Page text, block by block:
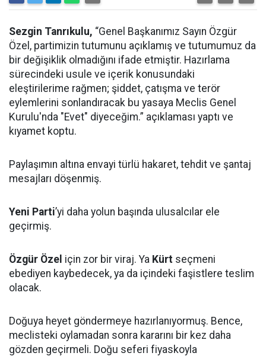
Sezgin Tanrıkulu, “Genel Başkanımız Sayın Özgür
Özel, partimizin tutumunu açıklamış ve tutumumuz da
bir değişiklik olmadığını ifade etmiştir. Hazırlama
sürecindeki usule ve içerik konusundaki
eleştirilerime rağmen; şiddet, çatışma ve terör
eylemlerini sonlandıracak bu yasaya Meclis Genel
Kurulu'nda "Evet" diyeceğim.” açıklaması yaptı ve
kıyamet koptu.
Paylaşımın altına envayi türlü hakaret, tehdit ve şantaj
mesajları döşenmiş.
Yeni Parti’yi daha yolun başında ulusalcılar ele
geçirmiş.
Özgür Özel için zor bir viraj. Ya Kürt seçmeni
ebediyen kaybedecek, ya da içindeki faşistlere teslim
olacak.
Doğuya heyet göndermeye hazırlanıyormuş. Bence,
meclisteki oylamadan sonra kararını bir kez daha
gözden geçirmeli. Doğu seferi fiyaskoyla